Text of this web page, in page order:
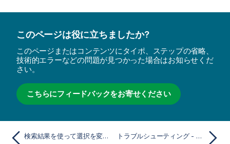
このページは役に立ちましたか?
このページまたはコンテンツにタイポ、ステップの省略、
技術的エラーなどの問題が見つかった場合はお知らせくだ
さい。
こちらにフィードバックをお寄せください
検索結果を使って選択を変更する トラブルシューティング - 発見